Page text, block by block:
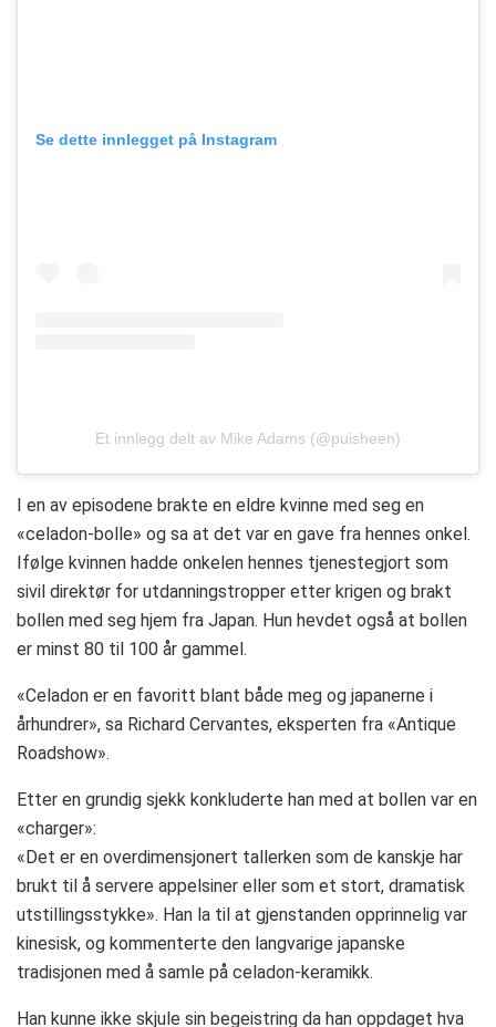
Se dette innlegget på Instagram
Et innlegg delt av Mike Adams (@puisheen)
I en av episodene brakte en eldre kvinne med seg en
«celadon-bolle» og sa at det var en gave fra hennes onkel.
Ifølge kvinnen hadde onkelen hennes tjenestegjort som
sivil direktør for utdanningstropper etter krigen og brakt
bollen med seg hjem fra Japan. Hun hevdet også at bollen
er minst 80 til 100 år gammel.
«Celadon er en favoritt blant både meg og japanerne i
århundrer», sa Richard Cervantes, eksperten fra «Antique
Roadshow».
Etter en grundig sjekk konkluderte han med at bollen var en
«charger»:
«Det er en overdimensjonert tallerken som de kanskje har
brukt til å servere appelsiner eller som et stort, dramatisk
utstillingsstykke». Han la til at gjenstanden opprinnelig var
kinesisk, og kommenterte den langvarige japanske
tradisjonen med å samle på celadon-keramikk.
Han kunne ikke skjule sin begeistring da han oppdaget hva